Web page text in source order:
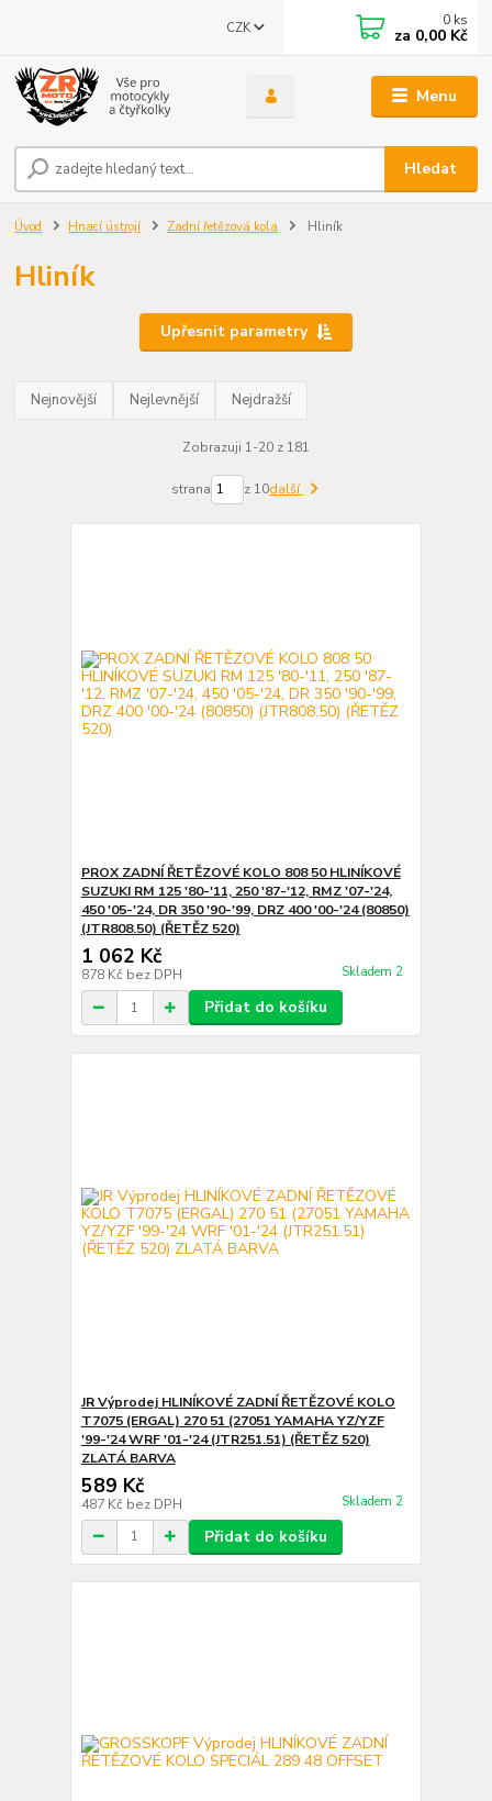
Menu
CZK
Hledat
0 ks
za 0,00 Kč
Úvod Hnací ústrojí Zadní řetězová kola Hliník
Hliník
Upřesnit parametry
Nejnovější Nejlevnější Nejdražší
Zobrazuji 1-20 z 181
strana z 10další
PROX ZADNÍ ŘETĚZOVÉ KOLO 808 50 HLINÍKOVÉ
SUZUKI RM 125 '80-'11, 250 '87-'12, RMZ '07-'24,
450 '05-'24, DR 350 '90-'99, DRZ 400 '00-'24 (80850)
(JTR808.50) (ŘETĚZ 520)
1 062 Kč
878 Kč bez DPH Skladem 2
Přidat do košíku
JR Výprodej HLINÍKOVÉ ZADNÍ ŘETĚZOVÉ KOLO
T7075 (ERGAL) 270 51 (27051 YAMAHA YZ/YZF
'99-'24 WRF '01-'24 (JTR251.51) (ŘETĚZ 520)
ZLATÁ BARVA
589 Kč
487 Kč bez DPH Skladem 2
Přidat do košíku